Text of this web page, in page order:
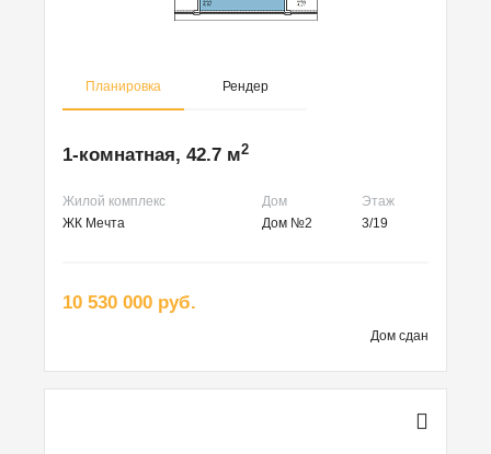
Планировка Рендер
1-комнатная, 42.7 м2
Жилой комплекс Дом
Этаж
ЖК Мечта
Дом №2 3/19
10 530 000 руб.
Дом сдан